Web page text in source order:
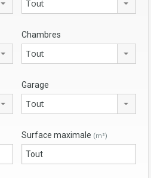
Tout
Chambres
Tout
Garage
Tout
Surface maximale (m²)